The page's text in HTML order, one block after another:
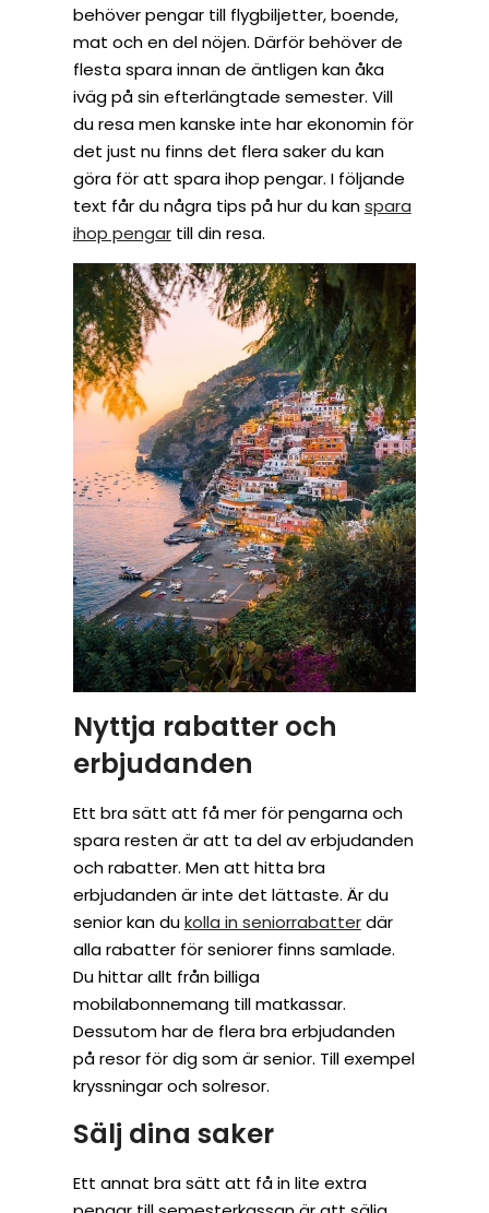
behöver pengar till flygbiljetter, boende,
mat och en del nöjen. Därför behöver de
flesta spara innan de äntligen kan åka
iväg på sin efterlängtade semester. Vill
du resa men kanske inte har ekonomin för
det just nu finns det flera saker du kan
göra för att spara ihop pengar. I följande
text får du några tips på hur du kanspara
ihop pengartill din resa.
Nyttja rabatter och
erbjudanden
Ett bra sätt att få mer för pengarna och
spara resten är att ta del av erbjudanden
och rabatter. Men att hitta bra
erbjudanden är inte det lättaste. Är du
senior kan dukolla in seniorrabatterdär
alla rabatter för seniorer finns samlade.
Du hittar allt från billiga
mobilabonnemang till matkassar.
Dessutom har de flera bra erbjudanden
på resor för dig som är senior. Till exempel
kryssningar och solresor.
Sälj dina saker
Ett annat bra sätt att få in lite extra